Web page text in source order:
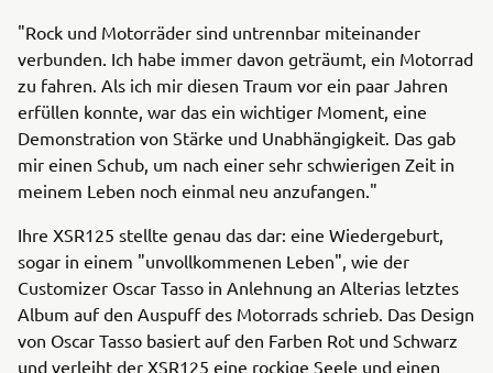
"Rock und Motorräder sind untrennbar miteinander
verbunden. Ich habe immer davon geträumt, ein Motorrad
zu fahren. Als ich mir diesen Traum vor ein paar Jahren
erfüllen konnte, war das ein wichtiger Moment, eine
Demonstration von Stärke und Unabhängigkeit. Das gab
mir einen Schub, um nach einer sehr schwierigen Zeit in
meinem Leben noch einmal neu anzufangen."
Ihre XSR125 stellte genau das dar: eine Wiedergeburt,
sogar in einem "unvollkommenen Leben", wie der
Customizer Oscar Tasso in Anlehnung an Alterias letztes
Album auf den Auspuff des Motorrads schrieb. Das Design
von Oscar Tasso basiert auf den Farben Rot und Schwarz
und verleiht der XSR125 eine rockige Seele und einen